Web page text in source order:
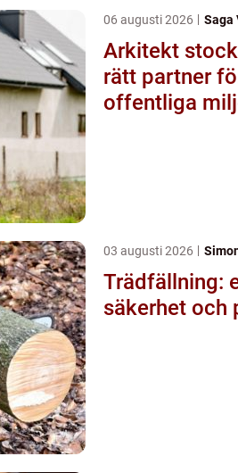
06 augusti 2026 Saga
Arkitekt stockholm så
rätt partner
offentliga
03 augusti 2026
Trädfällning:
säkerhet och